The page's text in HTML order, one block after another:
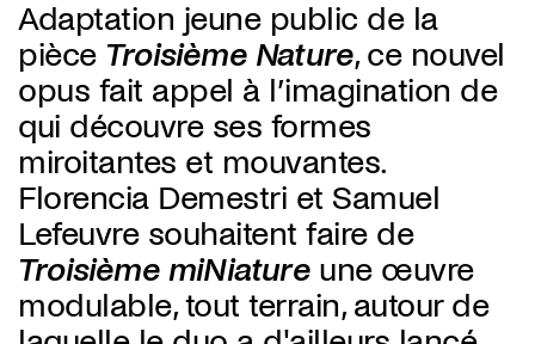
Adaptation jeune public de la
pièce Troisième Nature, ce nouvel
opus fait appel à l’imagination de
qui découvre ses formes
miroitantes et mouvantes.
Florencia Demestri et Samuel
Lefeuvre souhaitent faire de
Troisième miNiatureune œuvre
modulable, tout terrain, autour de